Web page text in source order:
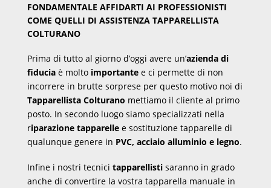
FONDAMENTALE AFFIDARTI AI PROFESSIONISTI
COME QUELLI DI ASSISTENZA TAPPARELLISTA
COLTURANO
Prima di tutto al giorno d’oggi avere un’azienda di
fiduciaè molto importantee ci permette di non
incorrere in brutte sorprese per questo motivo noi di
Tapparellista Colturano mettiamo il cliente al primo
posto. In secondo luogo siamo specializzati nella
riparazione tapparellee sostituzione tapparelle di
qualunque genere in PVC, acciaio alluminio e legno.
Infine i nostri tecnici tapparellistisaranno in grado
anche di convertire la vostra tapparella manuale in